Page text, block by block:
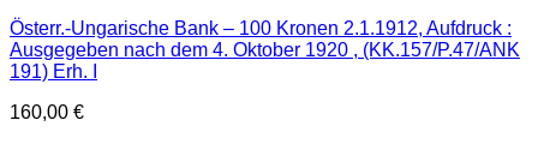
Österr.-Ungarische Bank – 100 Kronen 2.1.1912, Aufdruck :
Ausgegeben nach dem 4. Oktober 1920 , (KK.157/P.47/ANK
191) Erh. I
160,00 €